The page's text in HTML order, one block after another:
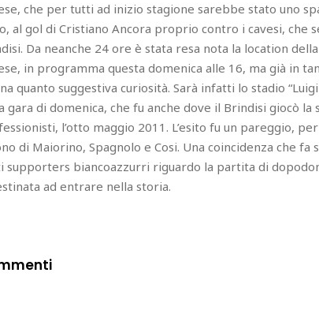
che per tutti ad inizio stagione sarebbe stato uno
al gol di Cristiano Ancora proprio contro i cavesi, che
Da neanche 24 ore è stata resa nota la location
in programma questa domenica alle 16, ma già in
quanto suggestiva curiosità. Sarà infatti lo stadio
gara di domenica, che fu anche dove il Brindisi giocò la
l’otto maggio 2011. L’esito fu un pareggio,
di Maiorino, Spagnolo e Cosi. Una coincidenza che
supporters biancoazzurri riguardo la partita di
ad entrare nella storia.